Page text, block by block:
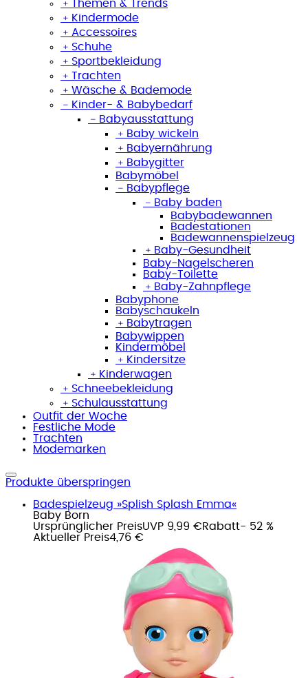
﹢ Themen & Trends
﹢ Kindermode
﹢ Accessoires
﹢ Schuhe
﹢ Sportbekleidung
﹢ Trachten
﹢ Wäsche & Bademode
﹣ Kinder- & Babybedarf
﹣ Babyausstattung
﹢ Baby wickeln
﹢ Babyernährung
﹢ Babygitter
Babymöbel
﹣ Babypflege
﹣ Baby baden
Babybadewannen
Badestationen
Badewannenspielzeug
﹢ Baby-Gesundheit
Baby-Nagelscheren
Baby-Toilette
﹢ Baby-Zahnpflege
Babyphone
Babyschaukeln
﹢ Babytragen
Babywippen
Kindermöbel
﹢ Kindersitze
﹢ Kinderwagen
﹢ Schneebekleidung
﹢ Schulausstattung
Outfit der Woche
Festliche Mode
Trachten
Modemarken
Produkte überspringen
Badespielzeug »Splish Splash Emma«
Baby Born
Ursprünglicher PreisUVP 9,99 €Rabatt- 52 %
Aktueller Preis4,76 €